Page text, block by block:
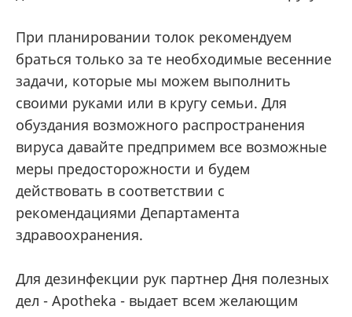
При планировании толок рекомендуем
браться только за те необходимые весенние
задачи, которые мы можем выполнить
своими руками или в кругу семьи. Для
обуздания возможного распространения
вируса давайте предпримем все возможные
меры предосторожности и будем
действовать в соответствии с
рекомендациями Департамента
здравоохранения.
Для дезинфекции рук партнер Дня полезных
дел - Apotheka - выдает всем желающим